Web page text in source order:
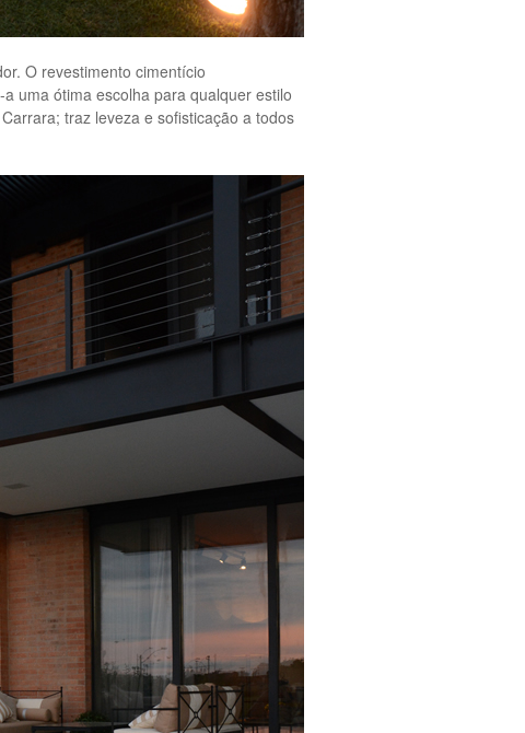
O revestimento cimentício
uma ótima escolha para qualquer estilo
traz leveza e sofisticação a todos